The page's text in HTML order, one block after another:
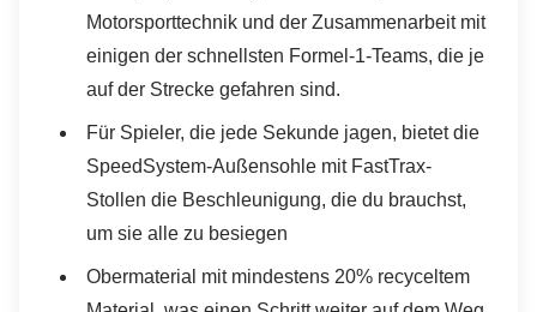
Motorsporttechnik und der Zusammenarbeit mit
einigen der schnellsten Formel-1-Teams, die je
auf der Strecke gefahren sind.
Für Spieler, die jede Sekunde jagen, bietet die
SpeedSystem-Außensohle mit FastTrax-
Stollen die Beschleunigung, die du brauchst,
um sie alle zu besiegen
Obermaterial mit mindestens 20% recyceltem